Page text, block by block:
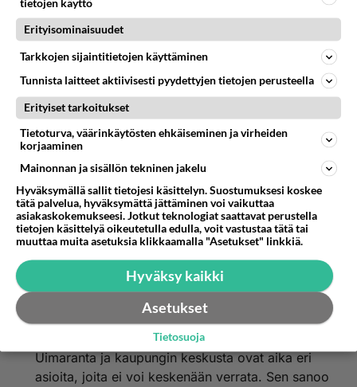
Eli sinusta lapsiperheet ym ohikulkijat on pakko
altistaa suoranaiselle homoseksille, mitä Pride
liikkua ketään tuona aikana, joka ei suvaitse
suoraa homoaktia, liikkua? Siinä sinulle
ahdasmielisyyttä. Juurihan sanoin, että jokainen
pukeutukoon miten haluaa, ilmaiskoon omaa
itseään. Silti on syytä muistaa, että tapahtuma
myös leimaa seksuaalivähemmistöjä. Eli
kannattaa asiaa siltäkin kantilta edes vähän
miettiä. Silti Pride tuo kivasti kaupunkiin
karnevaalimeininkiä ja täällä sentään vaatteet
ovat päällä pysyneet. Joku raja pitää minusta
tässäkin olla. Ainakin Jenkkien Prideä katsoessa
voi vaan tuumata homman menneen jo ihan liian
pitkälle. Mutta se on heidän asiansa.
Uimaranta ja kaupungin keskusta ovat aika eri
asioita, joita ei voi keskenään verrata. Sen sanoo
tietojen käyttö
Erityisominaisuudet
Tarkkojen sijaintitietojen käyttäminen
Tunnista laitteet aktiivisesti pyydettyjen tietojen perusteella
Erityiset tarkoitukset
Tietoturva, väärinkäytösten ehkäiseminen ja virheiden
korjaaminen
Mainonnan ja sisällön tekninen jakelu
Hyväksymällä sallit tietojesi käsittelyn. Suostumuksesi koskee
tätä palvelua, hyväksymättä jättäminen voi vaikuttaa
asiakaskokemukseesi. Jotkut teknologiat saattavat perustella
tietojen käsittelyä oikeutetulla edulla, voit vastustaa tätä tai
muuttaa muita asetuksia klikkaamalla "Asetukset" linkkiä.
Hyväksy kaikki
Asetukset
Tietosuoja